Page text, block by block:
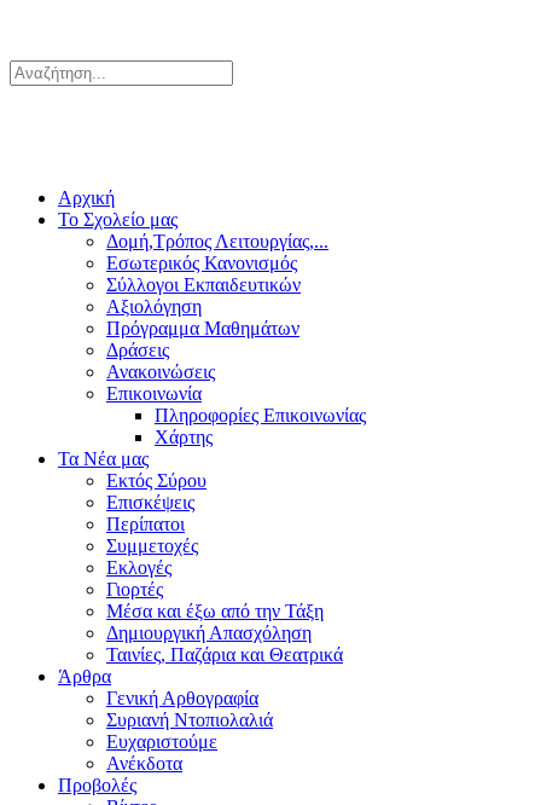
Αρχική
Το Σχολείο μας
Δομή,Τρόπος Λειτουργίας,...
Εσωτερικός Κανονισμός
Σύλλογοι Εκπαιδευτικών
Αξιολόγηση
Πρόγραμμα Μαθημάτων
Δράσεις
Ανακοινώσεις
Επικοινωνία
Πληροφορίες Επικοινωνίας
Χάρτης
Τα Νέα μας
Εκτός Σύρου
Επισκέψεις
Περίπατοι
Συμμετοχές
Εκλογές
Γιορτές
Μέσα και έξω από την Τάξη
Δημιουργική Απασχόληση
Ταινίες, Παζάρια και Θεατρικά
Άρθρα
Γενική Αρθογραφία
Συριανή Ντοπιολαλιά
Ευχαριστούμε
Ανέκδοτα
Προβολές